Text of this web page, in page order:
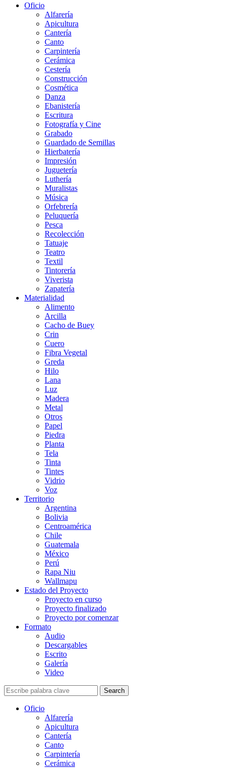
Oficio
Alfarería
Apicultura
Cantería
Canto
Carpintería
Cerámica
Cestería
Construcción
Cosmética
Danza
Ebanistería
Escritura
Fotografía y Cine
Grabado
Guardado de Semillas
Hierbatería
Impresión
Juguetería
Luthería
Muralistas
Música
Orfebrería
Peluquería
Pesca
Recolección
Tatuaje
Teatro
Textil
Tintorería
Viverista
Zapatería
Materialidad
Alimento
Arcilla
Cacho de Buey
Crin
Cuero
Fibra Vegetal
Greda
Hilo
Lana
Luz
Madera
Metal
Otros
Papel
Piedra
Planta
Tela
Tinta
Tintes
Vidrio
Voz
Territorio
Argentina
Bolivia
Centroamérica
Chile
Guatemala
México
Perú
Rapa Niu
Wallmapu
Estado del Proyecto
Proyecto en curso
Proyecto finalizado
Proyecto por comenzar
Formato
Audio
Descargables
Escrito
Galería
Video
Search
Oficio
Alfarería
Apicultura
Cantería
Canto
Carpintería
Cerámica